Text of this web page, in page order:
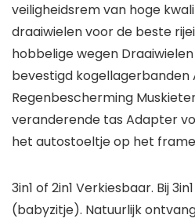
veiligheidsrem van hoge
draaiwielen voor de beste
hobbelige wegen
bevestigd kogellagerbanden
Regenbescherming
veranderende tas Adapter
het autostoeltje op het
3in1 of 2in1 Verkiesbaar. Bij
(babyzitje). Natuurlijk